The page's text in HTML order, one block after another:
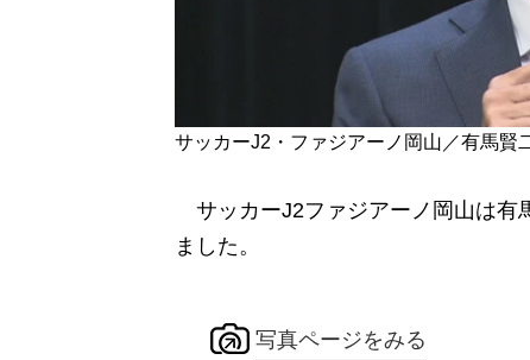
サッカーJ2・ファジアーノ岡山／有馬
サッカーJ2ファジアーノ岡山は有
ました。
写真ページをみる